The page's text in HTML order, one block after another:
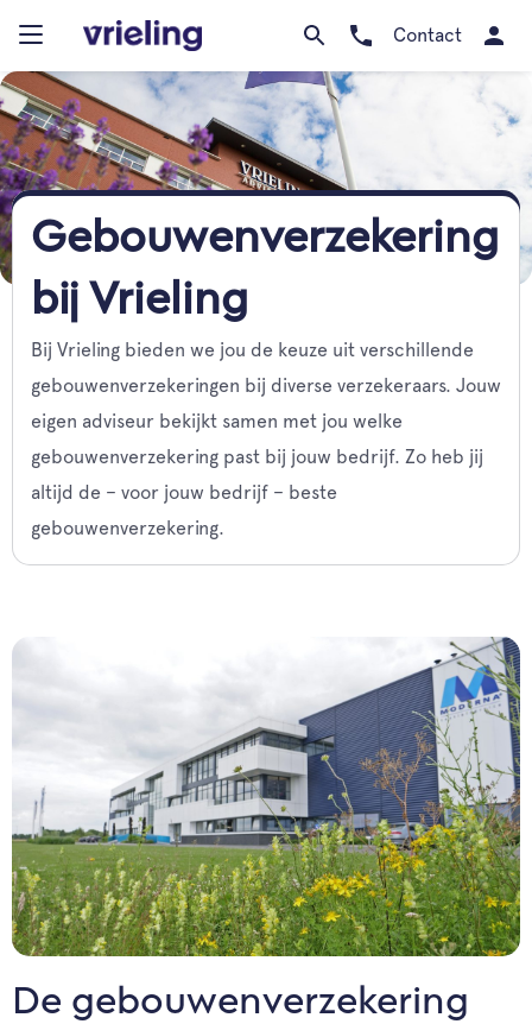
Contact
Gebouwenverzekering
bij Vrieling
Bij Vrieling bieden we jou de keuze uit verschillende
gebouwenverzekeringen bij diverse verzekeraars. Jouw
eigen adviseur bekijkt samen met jou welke
gebouwenverzekering past bij jouw bedrijf. Zo heb jij
altijd de – voor jouw bedrijf – beste
gebouwenverzekering.
De gebouwenverzekering